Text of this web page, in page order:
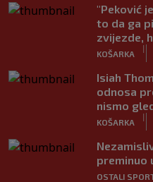
"Peković
to da ga
zvijezde,
KOŠARKA
|
Isiah
odnosa
nismo
KOŠARKA
|
preminuo
OSTALI